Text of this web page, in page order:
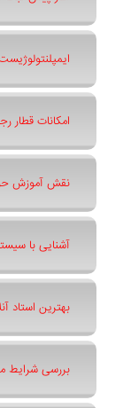
امکانات قطار
نقش آموزش
آشنایی با
بهترین استاد
بررسی شرایط